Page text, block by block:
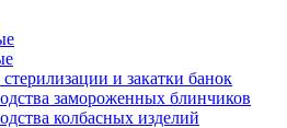
и закатки банок
замороженных блинчиков
колбасных изделий